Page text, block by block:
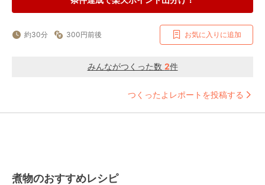
約30分 300円前後 お気に入りに追加
みんながつくった数 2件
つくったよレポートを投稿する
煮物のおすすめレシピ